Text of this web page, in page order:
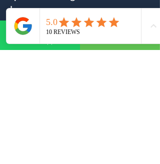
longo prazo.
Já testemunhamos aqui